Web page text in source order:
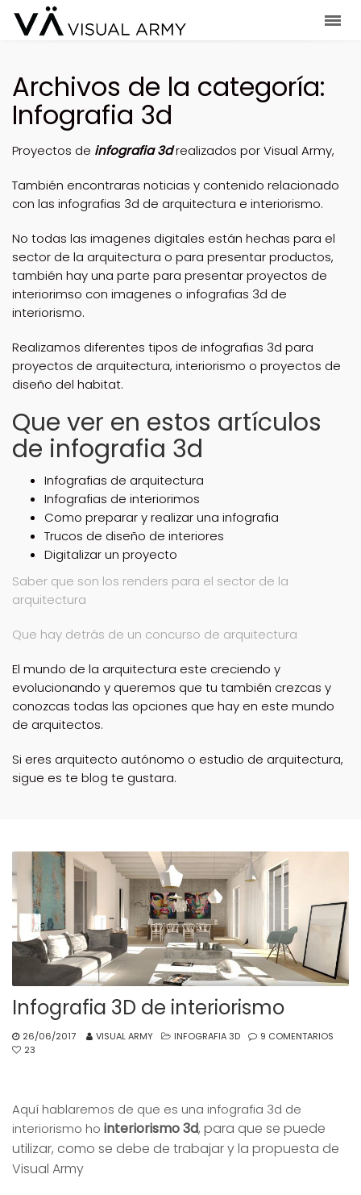
Archivos de la categoría:
Infografia 3d
Proyectos de infografia 3drealizados por Visual Army,
También encontraras noticias y contenido relacionado
con las infografias 3d de arquitectura e interiorismo.
No todas las imagenes digitales están hechas para el
sector de la arquitectura o para presentar productos,
también hay una parte para presentar proyectos de
interiorimso con imagenes o infografias 3d de
interiorismo.
Realizamos diferentes tipos de infografias 3d para
proyectos de arquitectura, interiorismo o proyectos de
diseño del habitat.
Que ver en estos artículos
de infografia 3d
Infografias de arquitectura
Infografias de interiorimos
Como preparar y realizar una infografia
Trucos de diseño de interiores
Digitalizar un proyecto
Saber que son los renders para el sector de la
arquitectura
Que hay detrás de un concurso de arquitectura
El mundo de la arquitectura este creciendo y
evolucionando y queremos que tu también crezcas y
conozcas todas las opciones que hay en este mundo
de arquitectos.
Si eres arquitecto autónomo o estudio de arquitectura,
sigue es te blog te gustara.
Infografia 3D de interiorismo
26/06/2017 VISUAL ARMY INFOGRAFIA 3D
9 COMENTARIOS
23
Aquí hablaremos de que es una infografia 3d de
interiorismo ho interiorismo 3d, para que se puede
utilizar, como se debe de trabajar y la propuesta de
Visual Army